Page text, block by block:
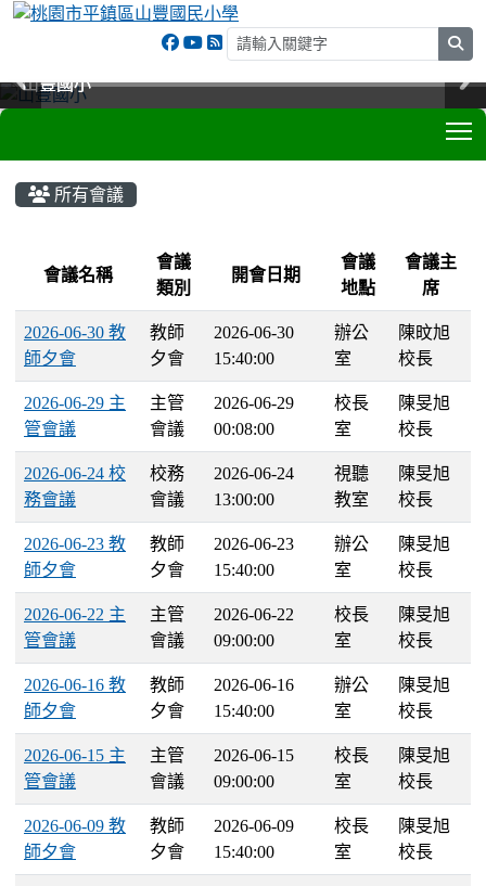
山豐國小
山豐國小
山豐國小
山豐國小
所有會議
會議名稱
會議
類別
開會日期
會議
地點
會議主
席
2026-06-30 教
師夕會
教師
夕會
2026-06-30
15:40:00
辦公
室
陳旼旭
校長
2026-06-29 主
管會議
主管
會議
2026-06-29
00:08:00
校長
室
陳旻旭
校長
2026-06-24 校
務會議
校務
會議
2026-06-24
13:00:00
視聽
教室
陳旻旭
校長
2026-06-23 教
師夕會
教師
夕會
2026-06-23
15:40:00
辦公
室
陳旻旭
校長
2026-06-22 主
管會議
主管
會議
2026-06-22
09:00:00
校長
室
陳旻旭
校長
2026-06-16 教
師夕會
教師
夕會
2026-06-16
15:40:00
辦公
室
陳旻旭
校長
2026-06-15 主
管會議
主管
會議
2026-06-15
09:00:00
校長
室
陳旻旭
校長
2026-06-09 教
師夕會
教師
夕會
2026-06-09
15:40:00
校長
室
陳旻旭
校長